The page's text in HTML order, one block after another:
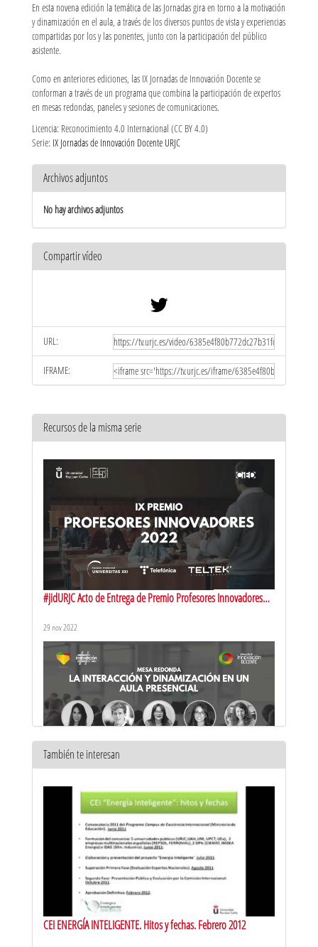
En esta novena edición la temática de las Jornadas gira en torno a la motivación
y dinamización en el aula, a través de los diversos puntos de vista y experiencias
compartidas por los y las ponentes, junto con la participación del público
asistente.
Como en anteriores ediciones, las IX Jornadas de Innovación Docente se
conforman a través de un programa que combina la participación de expertos
en mesas redondas, paneles y sesiones de comunicaciones.
Licencia: Reconocimiento 4.0 Internacional (CC BY 4.0)
Serie: IX Jornadas de Innovación Docente URJC
Archivos adjuntos
No hay archivos adjuntos
Compartir vídeo
URL:
IFRAME:
Recursos de la misma serie
#jidURJC Acto de Entrega de Premio Profesores Innovadores
29 nov 2022
aula presencial”
También te interesan
CEI ENERGÍA INTELIGENTE. Hitos y fechas. Febrero 2012